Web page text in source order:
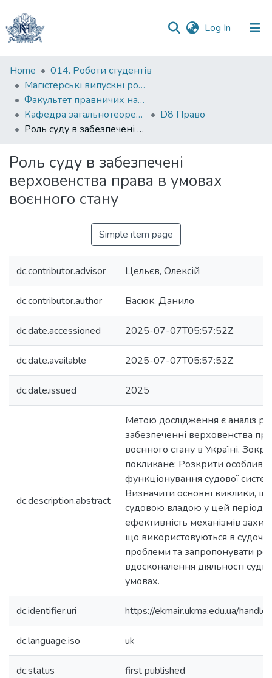
Log In (current)
Communities
&
Collections
All of DSpace
Statistics
Home
014. Роботи студентів
Магістерські випускні роботи
Факультет правничих наук
Кафедра загальнотеоретичного правознавства та публічного права
D8 Право
Роль суду в забезпечені верховенства права в умовах воєнного стану
Роль суду в забезпечені
верховенства права в умовах
воєнного стану
Simple item page
dc.contributor.advisor Цельєв, Олексій
dc.contributor.author Васюк, Данило
dc.date.accessioned 2025-07-07T05:57:52Z
dc.date.available 2025-07-07T05:57:52Z
dc.date.issued 2025
dc.description.abstract
Метою дослідження є аналіз
забезпеченні верховенства
воєнного стану в Україні.
покликане: Розкрити
функціонування судової
Визначити основні виклики,
судовою владою у цей період.
ефективність механізмів
що використовуються в
проблеми та запропонувати
вдосконалення діяльності
умовах.
dc.identifier.uri https://ekmair.ukma.edu.ua/
dc.language.iso uk
dc.status first published